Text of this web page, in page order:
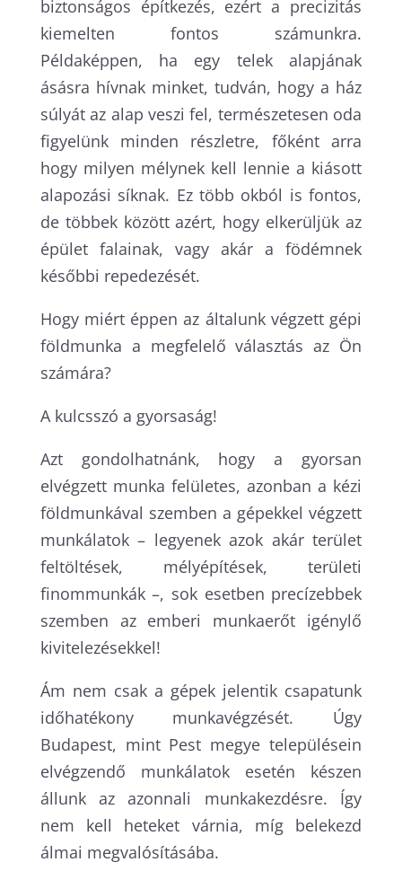
biztonságos építkezés, ezért a precizitás
kiemelten fontos számunkra.
Példaképpen, ha egy telek alapjának
ásásra hívnak minket, tudván, hogy a ház
súlyát az alap veszi fel, természetesen oda
figyelünk minden részletre, főként arra
hogy milyen mélynek kell lennie a kiásott
alapozási síknak. Ez több okból is fontos,
de többek között azért, hogy elkerüljük az
épület falainak, vagy akár a födémnek
későbbi repedezését.
Hogy miért éppen az általunk végzett gépi
földmunka a megfelelő választás az Ön
számára?
A kulcsszó a gyorsaság!
Azt gondolhatnánk, hogy a gyorsan
elvégzett munka felületes, azonban a kézi
földmunkával szemben a gépekkel végzett
munkálatok – legyenek azok akár terület
feltöltések, mélyépítések, területi
finommunkák –, sok esetben precízebbek
szemben az emberi munkaerőt igénylő
kivitelezésekkel!
Ám nem csak a gépek jelentik csapatunk
időhatékony munkavégzését. Úgy
Budapest, mint Pest megye településein
elvégzendő munkálatok esetén készen
állunk az azonnali munkakezdésre. Így
nem kell heteket várnia, míg belekezd
álmai megvalósításába.